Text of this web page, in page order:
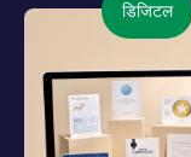
डिजिटल